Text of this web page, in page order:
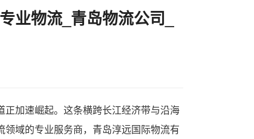
物流_青岛物流公司_
正加速崛起。这条横跨长江经济带与沿海
域的专业服务商， 青岛淳远国际物流有